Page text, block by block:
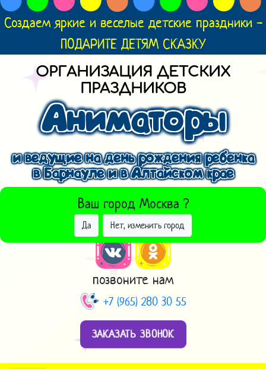
Создаем яркие и веселые детские праздники -
ПОДАРИТЕ ДЕТЯМ СКАЗКУ
ОРГАНИЗАЦИЯ ДЕТСКИХ
ПРАЗДНИКОВ
Аниматоры
и ведущие на день рождения ребенка
в Барнауле и в Алтайском крае
Ваш город Москва ?
Да Нет, изменить город
ВЫБРАТЬ ДРУГОЙ ГОРОД
позвоните нам
+7 (965) 280 30 55
ЗАКАЗАТЬ ЗВОНОК